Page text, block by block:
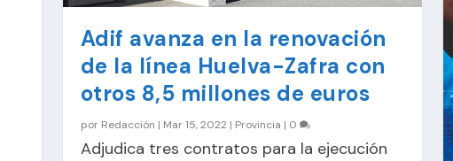
Adif avanza en la renovación
de la línea Huelva-Zafra con
otros 8,5 millones de euros
por Redacción | Mar 15, 2022 | Provincia | 0
Adjudica tres contratos para la ejecución